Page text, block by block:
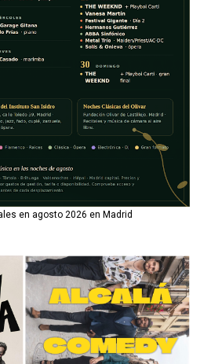
en agosto 2026 en Madrid